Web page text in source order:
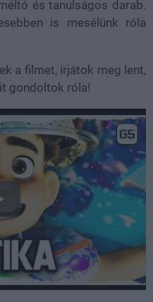
és tanulságos darab.
is mesélünk róla
a filmet, írjátok meg lent,
gondoltok róla!